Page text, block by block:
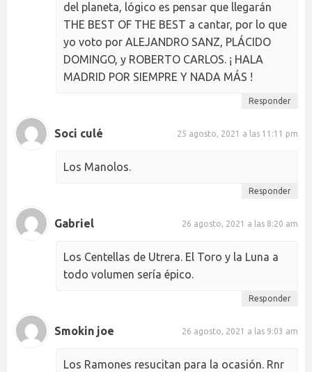
del planeta, lógico es pensar que llegarán
THE BEST OF THE BEST a cantar, por lo que
yo voto por ALEJANDRO SANZ, PLÁCIDO
DOMINGO, y ROBERTO CARLOS. ¡ HALA
MADRID POR SIEMPRE Y NADA MÁS !
Responder
Soci culé 25 agosto, 2021 a las 11:11 pm
Los Manolos.
Responder
Gabriel 26 agosto, 2021 a las 8:20 am
Los Centellas de Utrera. El Toro y la Luna a
todo volumen sería épico.
Responder
Smokin joe 26 agosto, 2021 a las 9:03 am
Los Ramones resucitan para la ocasión. Rnr